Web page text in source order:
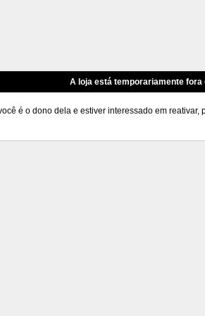
A loja está temporariamente fora
é o dono dela e estiver interessado em reativar,